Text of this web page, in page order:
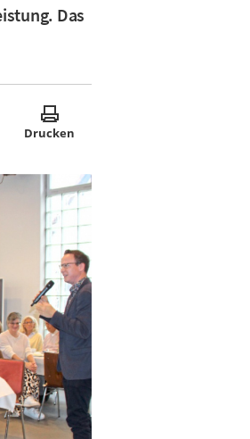
Das
Drucken